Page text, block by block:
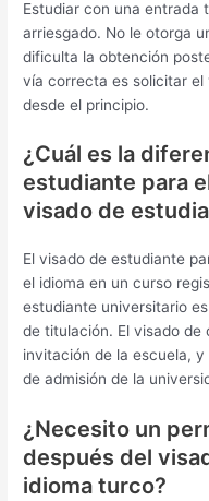
Estudiar con una entrada
arriesgado. No le otorga
dificulta la obtención
vía correcta es solicitar el
desde el principio.
¿Cuál es la
estudiante para
visado de
El visado de estudiante
el idioma en un curso
estudiante universitario
de titulación. El visado
invitación de la escuela,
de admisión de la
¿Necesito un
después del
idioma turco?